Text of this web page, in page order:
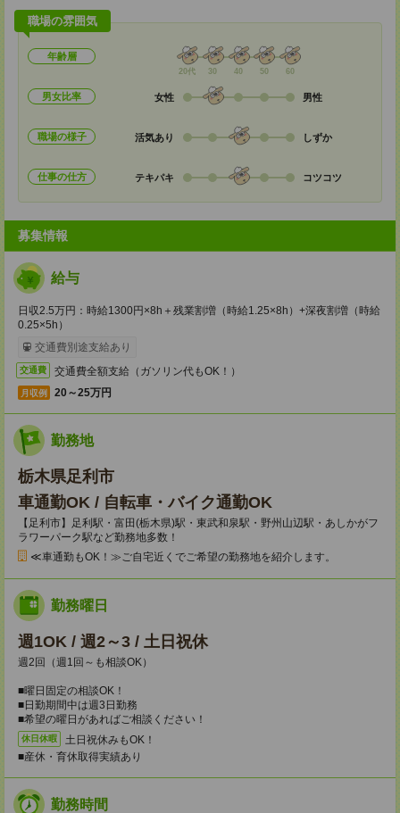
職場の雰囲気
年齢層
20代 30 40 50 60
男女比率 女性 男性
職場の様子 活気あり しずか
仕事の仕方 テキパキ コツコツ
募集情報
給与
日収2.5万円：時給1300円×8h＋残業割増（時給1.25×8h）+深夜割増（時給
0.25×5h）
交通費別途支給あり
交通費 交通費全額支給（ガソリン代もOK！）
月収例 20～25万円
勤務地
栃木県足利市
車通勤OK / 自転車・バイク通勤OK
【足利市】足利駅・富田(栃木県)駅・東武和泉駅・野州山辺駅・あしかがフ
ラワーパーク駅など勤務地多数！
≪車通勤もOK！≫ご自宅近くでご希望の勤務地を紹介します。
勤務曜日
週1OK / 週2～3 / 土日祝休
週2回（週1回～も相談OK）
■曜日固定の相談OK！
■日勤期間中は週3日勤務
■希望の曜日があればご相談ください！
休日休暇
土日祝休みもOK！
■産休・育休取得実績あり
勤務時間